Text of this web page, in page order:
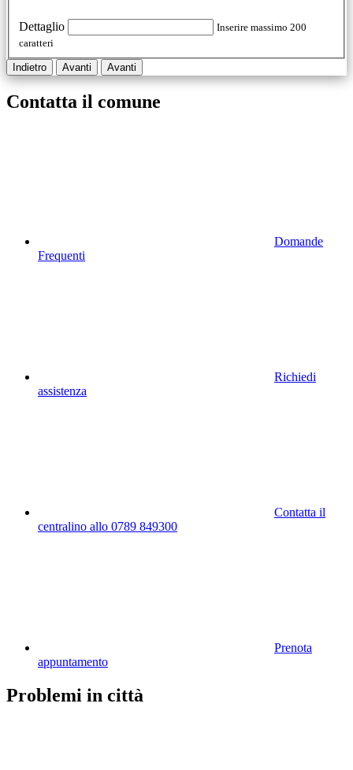
Dettaglio
Inserire massimo 200
caratteri
Indietro Avanti Avanti
Contatta il comune
Domande
Frequenti
Richiedi
assistenza
Contatta il
centralino allo 0789 849300
Prenota
appuntamento
Problemi in città